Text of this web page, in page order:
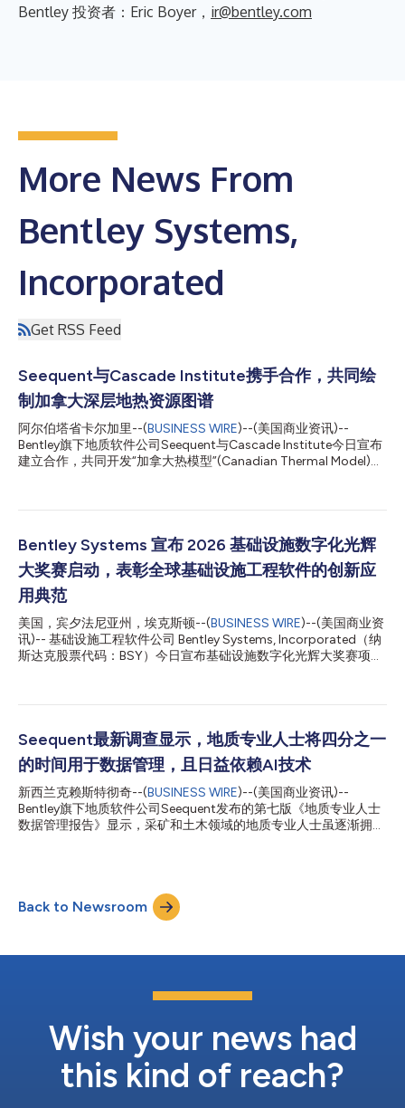
Bentley 投资者：Eric Boyer， ir@bentley.com
More News From
Bentley Systems,
Incorporated
Get RSS Feed
Seequent与Cascade Institute携手合作，共同绘
制加拿大深层地热资源图谱
阿尔伯塔省卡尔加里--(BUSINESS WIRE)--(美国商业资讯)--
Bentley旗下地质软件公司Seequent与Cascade Institute今日宣布
建立合作，共同开发“加拿大热模型”(Canadian Thermal Model)。
6月8日至11日在在卡尔加里举行的世界地热大会(World
增，将其作为一种可靠、持续的清洁能源，“加拿大热模型”将利用
新颖的机器学习方法，创建一个全面的国家级深层热能视图，以解
决该行业长期面临的挑战：地下数据覆盖有限。Seequent将提供
其世界领先的地球物理软件，以加速对地球地下资源的研究。 该
计划通过将地质和地球物理数据集整合到InterPIGNN机器学习算法
中进行深层热能建模，来推进对加拿大地热能源储量的认知。通过
提高对地热资源位置的确定性，该模型为全国范围内的投资、政策
规划和项目开发提供了关键的信息参考基础。 Seequent能源部门
Bentley Systems 宣布 2026 基础设施数字化光辉
大奖赛启动，表彰全球基础设施工程软件的创新应
用典范
美国，宾夕法尼亚州，埃克斯顿--(BUSINESS WIRE)--(美国商业资
讯)-- 基础设施工程软件公司 Bentley Systems, Incorporated（纳
斯达克股票代码：BSY）今日宣布基础设施数字化光辉大奖赛项目
5 月 3 日晚上 11:59。 Schnitger Corporation 创始人、总裁兼首
在表彰利用三维技术提高效率的设计师。如今，评审标准侧重于大
型项目如何构建并利用海量数据资产，在项目从初始投资决策到设
计与施工的全生命周期内创造价值。” 在过去的二十年里，全球已
有超过 5500 个重要的基础设施项目参加了 Bentley 主办的光辉大
奖赛。往届的获奖者包括一些地标性项目，比如梵蒂冈圣彼得大教
堂结构监测数字孪生模型、法国塞纳北欧运河、英国泰晤士河潮汐
隧道、德国 Siemensstadt 广场、澳大利亚悉尼机场、印度乌代浦
Seequent最新调查显示，地质专业人士将四分之一
的时间用于数据管理，且日益依赖AI技术
新西兰克赖斯特彻奇--(BUSINESS WIRE)--(美国商业资讯)--
Bentley旗下地质软件公司Seequent发布的第七版《地质专业人士
数据管理报告》显示，采矿和土木领域的地质专业人士虽逐渐拥抱
受管理的历史数据，并且要花费大量时间处理日常数据管理工作。
Seequent首席客户官Angela Harvey表示：“报告结果显示，地质
专业人士平均将超过四分之一的时间用于数据管理。他们积极寻求
们在数据管理上花费的时间过多，而用于解读结果的时间过少。”
及获取高质量历史数据等问题，且许多组织缺乏集中化的“单一真
实数据源”。与此同时，AI的发展势头正不断增强。如今，所有行
仅为30%。 Harvey表示：“数据是任何组织最宝贵的资产...
Back to Newsroom
Wish your news had
this kind of reach?